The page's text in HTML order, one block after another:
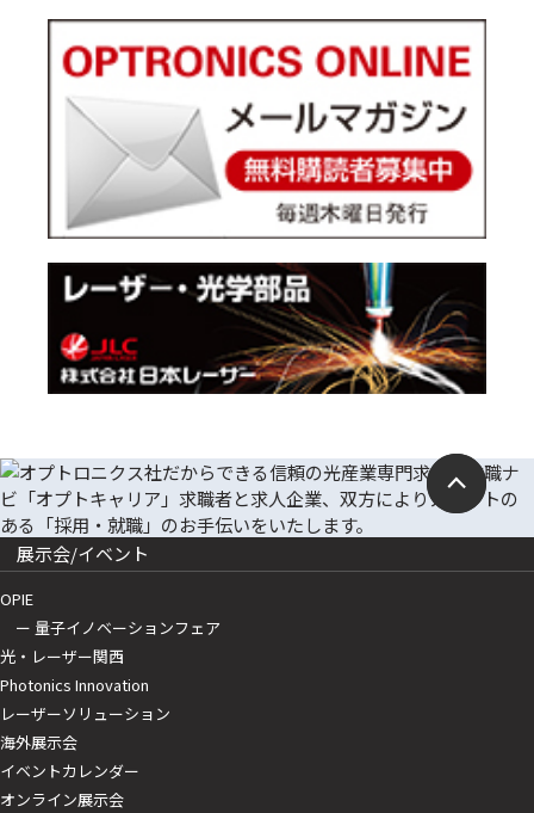
展示会/イベント
OPIE
ー 量子イノベーションフェア
光・レーザー関西
Photonics Innovation
レーザーソリューション
海外展示会
イベントカレンダー
オンライン展示会